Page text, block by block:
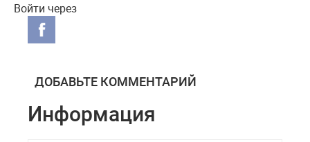
Войти через
ДОБАВЬТЕ КОММЕНТАРИЙ
Информация